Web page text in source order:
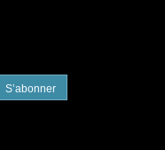
S’abonner